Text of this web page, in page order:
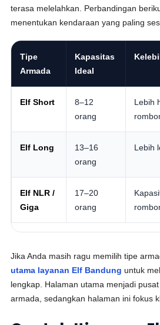
terasa melelahkan. Perbandingan
menentukan kendaraan yang paling
Tipe
Armada
Kapasitas
Ideal
Elf Short
8–12
orang
Lebih
Elf Long
13–16
orang
Lebih
Elf NLR /
Giga
17–20
orang
Jika Anda masih ragu memilih tipe
utama layanan Elf Bandung untuk
lengkap. Halaman utama menjadi
armada, sedangkan halaman ini fokus